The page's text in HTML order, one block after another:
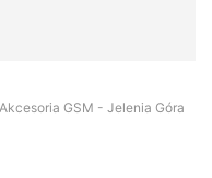
GSM - Jelenia Góra